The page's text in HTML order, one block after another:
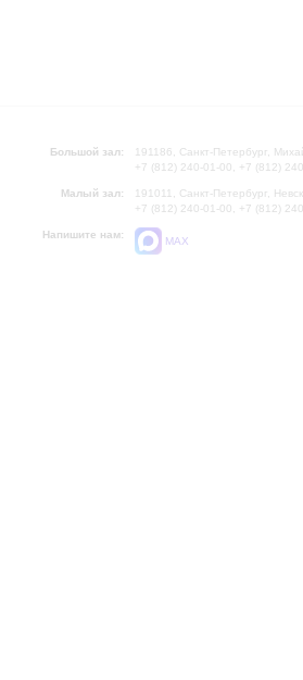
Большой зал:
191186, Санкт-Петербург,
+7 (812) 240-01-00, +7 (812)
Малый зал:
191011, Санкт-Петербург,
+7 (812) 240-01-00, +7 (812)
Напишите нам:
MAX